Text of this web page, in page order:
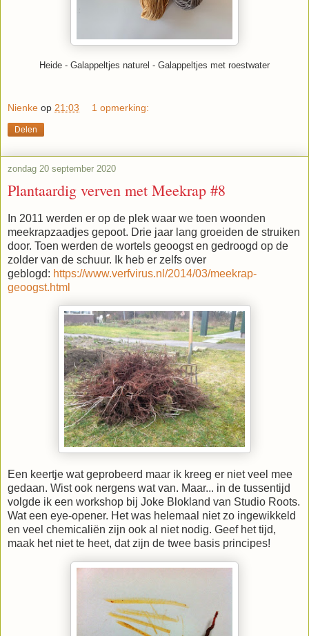
Heide - Galappeltjes naturel - Galappeltjes met roestwater
Nienke op 21:03 1 opmerking:
Delen
zondag 20 september 2020
Plantaardig verven met Meekrap #8
In 2011 werden er op de plek waar we toen woonden
meekrapzaadjes gepoot. Drie jaar lang groeiden de struiken
door. Toen werden de wortels geoogst en gedroogd op de
zolder van de schuur. Ik heb er zelfs over
geblogd: https://www.verfvirus.nl/2014/03/meekrap-
geoogst.html
Een keertje wat geprobeerd maar ik kreeg er niet veel mee
gedaan. Wist ook nergens wat van. Maar... in de tussentijd
volgde ik een workshop bij Joke Blokland van Studio Roots.
Wat een eye-opener. Het was helemaal niet zo ingewikkeld
en veel chemicaliën zijn ook al niet nodig. Geef het tijd,
maak het niet te heet, dat zijn de twee basis principes!